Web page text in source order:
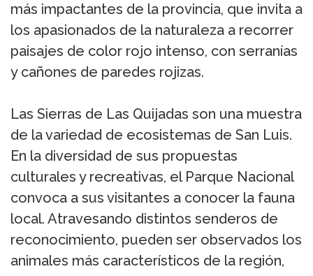
más impactantes de la provincia, que invita a
los apasionados de la naturaleza a recorrer
paisajes de color rojo intenso, con serranías
y cañones de paredes rojizas.
Las Sierras de Las Quijadas son una muestra
de la variedad de ecosistemas de San Luis.
En la diversidad de sus propuestas
culturales y recreativas, el Parque Nacional
convoca a sus visitantes a conocer la fauna
local. Atravesando distintos senderos de
reconocimiento, pueden ser observados los
animales más característicos de la región,